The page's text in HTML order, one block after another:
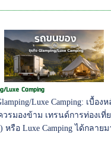
Luxe Camping
Luxe Camping: เบื้อง
รมองข้าม เทรนด์การท่องเที่
หรือ Luxe Camping ได้กลา